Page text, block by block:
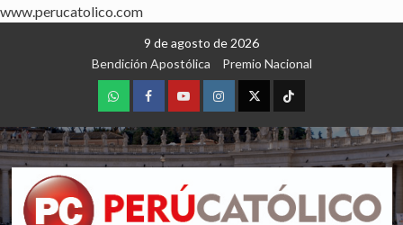
www.perucatolico.com
9 de agosto de 2026
Bendición Apostólica
Premio Nacional
WhatsAppFacebookYoutubeInstagram
X TikTok